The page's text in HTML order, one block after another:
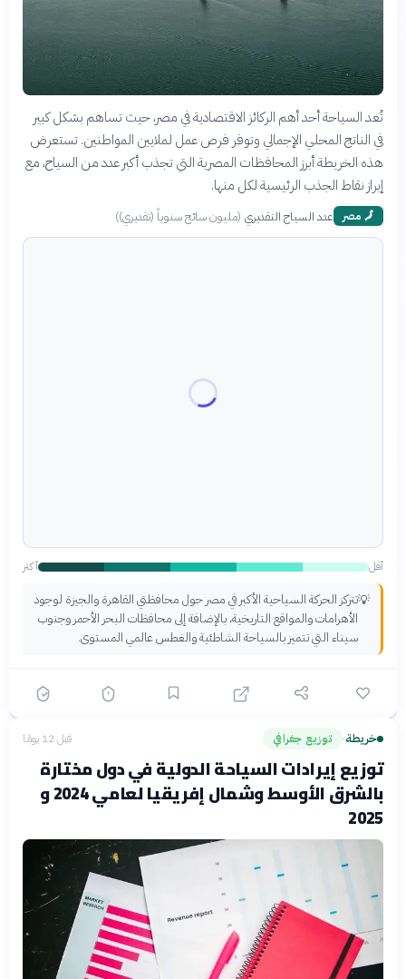
تُعد السياحة أحد أهم الركائز الاقتصادية في مصر، حيث تساهم بشكل كبير
في الناتج المحلي الإجمالي وتوفر فرص عمل لملايين المواطنين. تستعرض
هذه الخريطة أبرز المحافظات المصرية التي تجذب أكبر عدد من السياح، مع
إبراز نقاط الجذب الرئيسية لكل منها.
🗾 مصر عدد السياح التقديري (مليون سائح سنوياً (تقديري))
أقل أكثر
💡تتركز الحركة السياحية الأكبر في مصر حول محافظتي القاهرة والجيزة لوجود
الأهرامات والمواقع التاريخية، بالإضافة إلى محافظات البحر الأحمر وجنوب
سيناء التي تتميز بالسياحة الشاطئية والغطس عالمي المستوى.
خريطة› توزيع جغرافي قبل 12 يومًا
توزيع إيرادات السياحة الدولية في دول مختارة
بالشرق الأوسط وشمال إفريقيا لعامي 2024 و
2025